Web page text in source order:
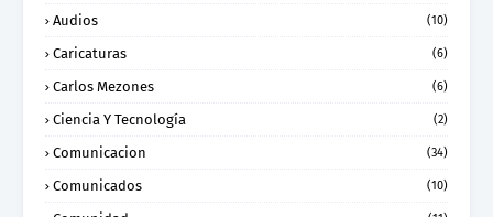
Audios (10)
Caricaturas (6)
Carlos Mezones (6)
Ciencia Y Tecnología (2)
Comunicacion (34)
Comunicados (10)